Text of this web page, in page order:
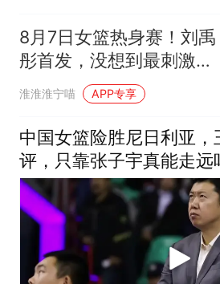
8月7日女篮热身赛！刘禹
彤首发，没想到最刺激一
幕诞生了，全场
淮淮淮宁喵 APP专享
中国女篮险胜尼日利亚，
评，只靠张子宇真能走远